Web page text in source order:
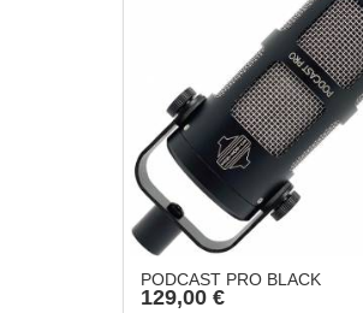
PODCAST PRO BLACK
129,00 €